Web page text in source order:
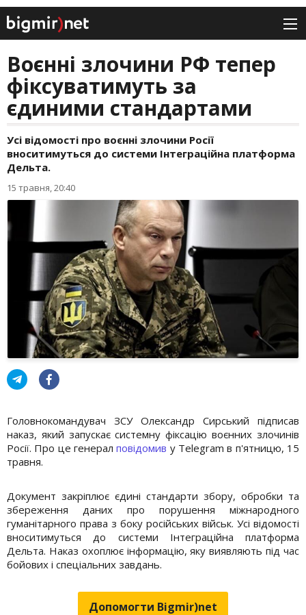
Воєнні злочини РФ тепер
фіксуватимуть за
єдиними стандартами
Усі відомості про воєнні злочини Росії
вноситимуться до системи Інтеграційна платформа
Дельта.
15 травня, 20:40
Головнокомандувач ЗСУ Олександр Сирський підписав
наказ, який запускає системну фіксацію воєнних злочинів
Росії. Про це генералповідомив у Telegram в п'ятницю, 15
травня.
Документ закріплює єдині стандарти збору, обробки та
збереження даних про порушення міжнародного
гуманітарного права з боку російських військ. Усі відомості
вноситимуться до системи Інтеграційна платформа
Дельта. Наказ охоплює інформацію, яку виявляють під час
бойових і спеціальних завдань.
Допомогти Bigmir)net